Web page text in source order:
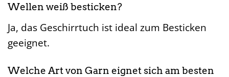
Wellen weiß besticken?
Ja, das Geschirrtuch ist ideal zum Besticken
geeignet.
Welche Art von Garn eignet sich am besten